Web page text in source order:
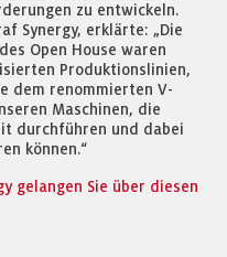
zu entwickeln.
Synergy, erklärte: „Die
Open House waren
Produktionslinien,
dem renommierten V-
Maschinen, die
durchführen und dabei
können.“
gelangen Sie über diesen